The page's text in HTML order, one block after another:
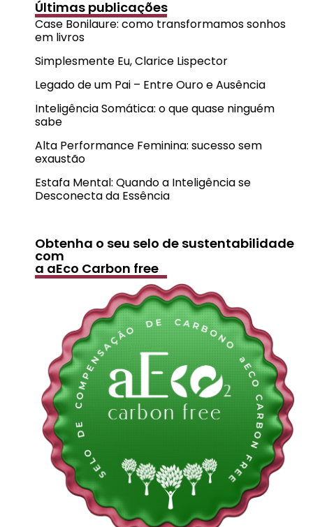
Últimas publicações
Case Bonilaure: como transformamos sonhos
em livros
Simplesmente Eu, Clarice Lispector
Legado de um Pai – Entre Ouro e Ausência
Inteligência Somática: o que quase ninguém
sabe
Alta Performance Feminina: sucesso sem
exaustão
Estafa Mental: Quando a Inteligência se
Desconecta da Essência
Obtenha o seu selo de sustentabilidade
com
a aEco Carbon free